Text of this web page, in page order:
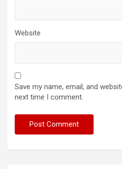
Website
Save my name, email, and
next time I comment.